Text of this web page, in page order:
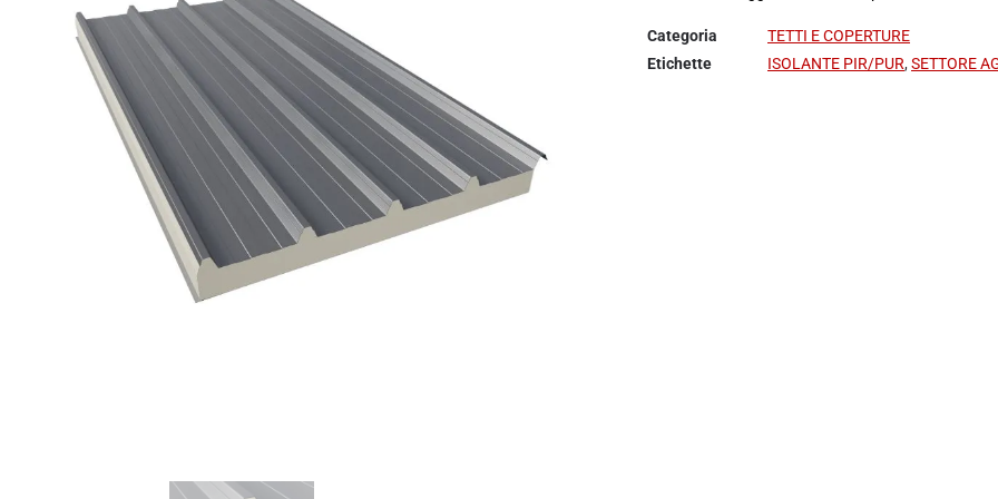
Categoria
TETTI E COPERTURE
Etichette
ISOLANTE PIR/PUR,SETTORE